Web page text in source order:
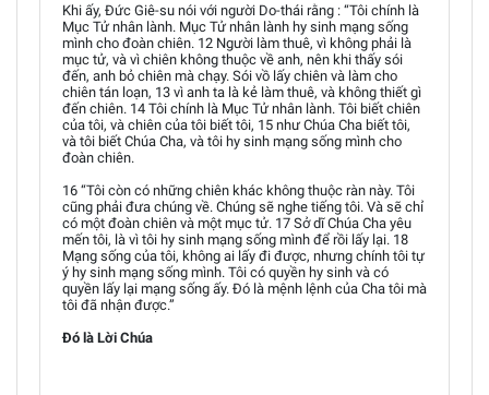
Khi ấy, Đức Giê-su nói với người Do-thái rằng : “Tôi chính là
Mục Tử nhân lành. Mục Tử nhân lành hy sinh mạng sống
mình cho đoàn chiên. 12 Người làm thuê, vì không phải là
mục tử, và vì chiên không thuộc về anh, nên khi thấy sói
đến, anh bỏ chiên mà chạy. Sói vồ lấy chiên và làm cho
chiên tán loạn, 13 vì anh ta là kẻ làm thuê, và không thiết gì
đến chiên. 14 Tôi chính là Mục Tử nhân lành. Tôi biết chiên
của tôi, và chiên của tôi biết tôi, 15 như Chúa Cha biết tôi,
và tôi biết Chúa Cha, và tôi hy sinh mạng sống mình cho
đoàn chiên.
16 “Tôi còn có những chiên khác không thuộc ràn này. Tôi
cũng phải đưa chúng về. Chúng sẽ nghe tiếng tôi. Và sẽ chỉ
có một đoàn chiên và một mục tử. 17 Sở dĩ Chúa Cha yêu
mến tôi, là vì tôi hy sinh mạng sống mình để rồi lấy lại. 18
Mạng sống của tôi, không ai lấy đi được, nhưng chính tôi tự
ý hy sinh mạng sống mình. Tôi có quyền hy sinh và có
quyền lấy lại mạng sống ấy. Đó là mệnh lệnh của Cha tôi mà
tôi đã nhận được.”
Đó là Lời Chúa